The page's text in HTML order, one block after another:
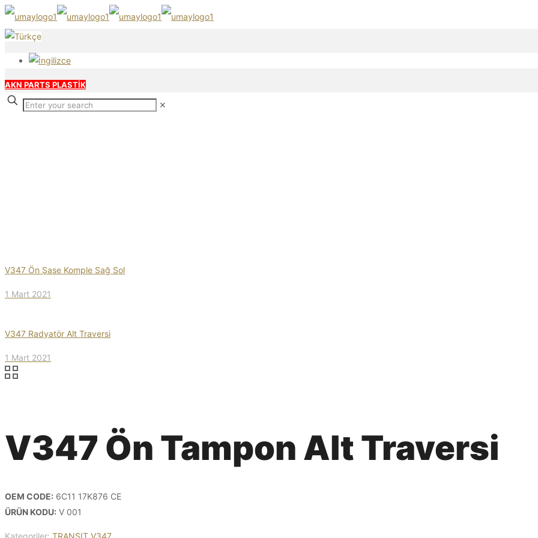
AKN PARTS PLASTİK
✕
V347 Ön Şase Komple Sağ Sol
1 Mart 2021
V347 Radyatör Alt Traversi
1 Mart 2021
V347 Ön Tampon Alt Traversi
OEM CODE: 6C11 17K876 CE
ÜRÜN KODU: V 001
Kategoriler: TRANSIT V347